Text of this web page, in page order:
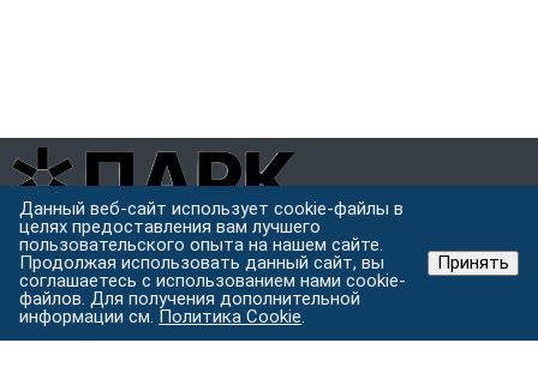
Завод металлоконструкций полного цикла в Хабаровске.
Проектируем, режем, варим и защищаем металл под одной
крышей.
Хабаровск, ул. Строительная 24 с.5
Пн–Пт: 9:00–18:00
Данный веб-сайт использует cookie-файлы в
целях предоставления вам лучшего
пользовательского опыта на нашем сайте.
Продолжая использовать данный сайт, вы
соглашаетесь с использованием нами cookie-
файлов. Для получения дополнительной
информации см. Политика Cookie.
Принять